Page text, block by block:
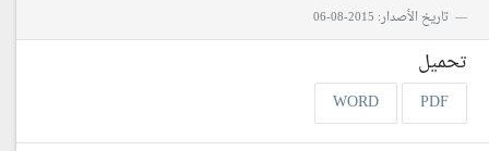
تاريخ الأصدار: 2015-08-06
تحميل
PDF
WORD